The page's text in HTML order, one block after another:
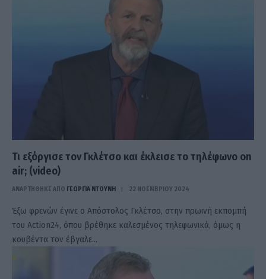
Τι εξόργισε τον Γκλέτσο και έκλεισε το τηλέφωνο on
air; (video)
ΑΝΑΡΤΗΘΗΚΕ ΑΠΟ ΓΕΩΡΓΊΑ ΝΤΟΎΝΗ 22 ΝΟΕΜΒΡΊΟΥ 2024
Έξω φρενών έγινε ο Απόστολος Γκλέτσο, στην πρωινή εκπομπή
του Action24, όπου βρέθηκε καλεσμένος τηλεφωνικά, όμως η
κουβέντα τον έβγαλε…